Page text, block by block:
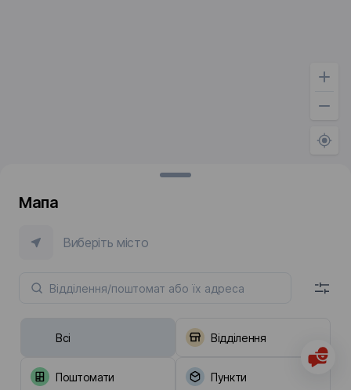
Мапа
Виберіть місто
Всі Відділення
Поштомати Пункти